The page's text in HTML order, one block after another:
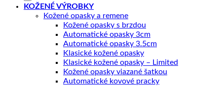
KOŽENÉ VÝROBKY
Kožené opasky a remene
Kožené opasky s brzdou
Automatické opasky 3cm
Automatické opasky 3.5cm
Klasické kožené opasky
Klasické kožené opasky – Limited
Kožené opasky viazané šatkou
Automatické kovové pracky